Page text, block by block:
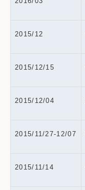
2015/12
2015/12/15
2015/12/04
2015/11/27-12/07
2015/11/14